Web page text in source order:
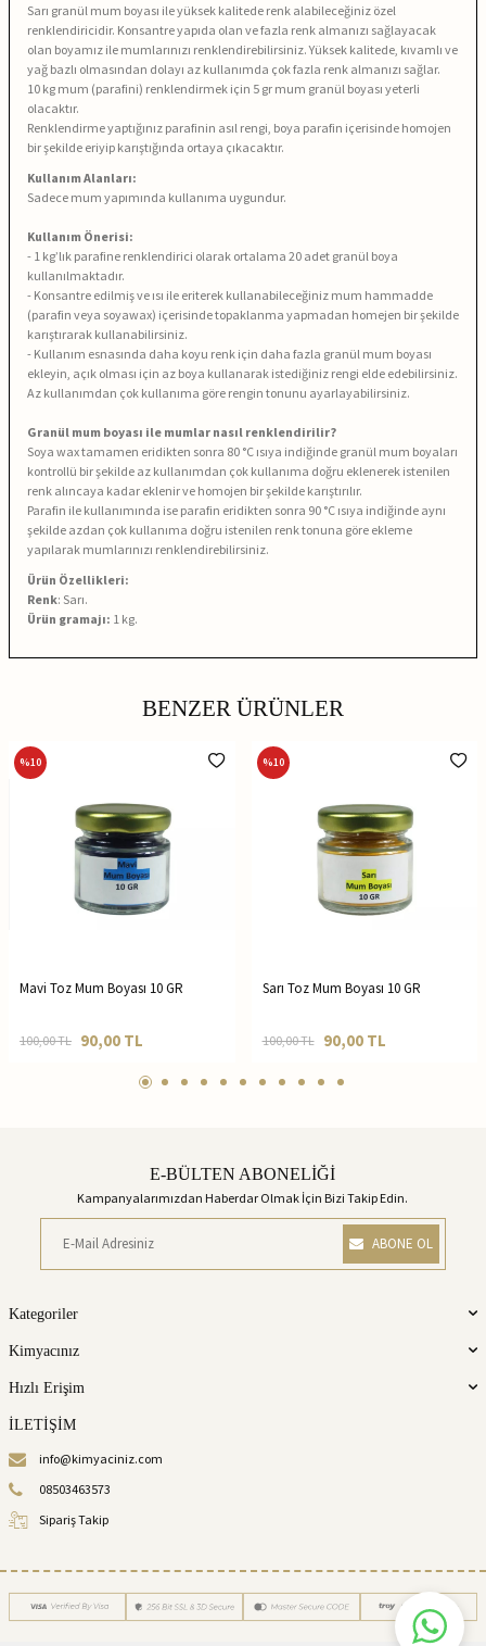
Sarı granül mum boyası ile yüksek kalitede renk alabileceğiniz özel
renklendiricidir. Konsantre yapıda olan ve fazla renk almanızı sağlayacak
olan boyamız ile mumlarınızı renklendirebilirsiniz. Yüksek kalitede, kıvamlı ve
yağ bazlı olmasından dolayı az kullanımda çok fazla renk almanızı sağlar.
10 kg mum (parafini) renklendirmek için 5 gr mum granül boyası yeterli
olacaktır.
Renklendirme yaptığınız parafinin asıl rengi, boya parafin içerisinde homojen
bir şekilde eriyip karıştığında ortaya çıkacaktır.
Kullanım Alanları:
Sadece mum yapımında kullanıma uygundur.
Kullanım Önerisi:
- 1 kg’lık parafine renklendirici olarak ortalama 20 adet granül boya
kullanılmaktadır.
- Konsantre edilmiş ve ısı ile eriterek kullanabileceğiniz mum hammadde
(parafin veya soyawax) içerisinde topaklanma yapmadan homejen bir şekilde
karıştırarak kullanabilirsiniz.
- Kullanım esnasında daha koyu renk için daha fazla granül mum boyası
ekleyin, açık olması için az boya kullanarak istediğiniz rengi elde edebilirsiniz.
Az kullanımdan çok kullanıma göre rengin tonunu ayarlayabilirsiniz.
Granül mum boyası ile mumlar nasıl renklendirilir?
Soya wax tamamen eridikten sonra 80 °C ısıya indiğinde granül mum boyaları
kontrollü bir şekilde az kullanımdan çok kullanıma doğru eklenerek istenilen
renk alıncaya kadar eklenir ve homojen bir şekilde karıştırılır.
Parafin ile kullanımında ise parafin eridikten sonra 90 °C ısıya indiğinde aynı
şekilde azdan çok kullanıma doğru istenilen renk tonuna göre ekleme
yapılarak mumlarınızı renklendirebilirsiniz.
Ürün Özellikleri:
Renk: Sarı.
Ürün gramajı: 1 kg.
BENZER ÜRÜNLER
%10
Mavi Toz Mum Boyası 10 GR
100,00TL 90,00 TL
%10
Sarı Toz Mum Boyası 10 GR
100,00TL 90,00TL
E-BÜLTEN ABONELİĞİ
Kampanyalarımızdan Haberdar Olmak İçin Bizi Takip Edin.
ABONE OL
Kategoriler
Kimyacınız
Hızlı Erişim
İLETİŞİM
info@kimyaciniz.com
08503463573
Sipariş Takip